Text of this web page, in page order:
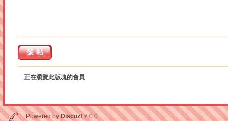
發帖
正在瀏覽此版塊的會員
Powered byDiscuz! 7.0.0